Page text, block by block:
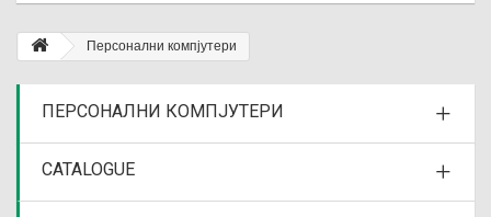
Персонални компјутери
ПЕРСОНАЛНИ КОМПЈУТЕРИ
CATALOGUE